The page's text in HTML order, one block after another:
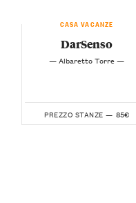
CASA VACANZE
DarSenso
— Albaretto Torre —
PREZZO STANZE — 85€